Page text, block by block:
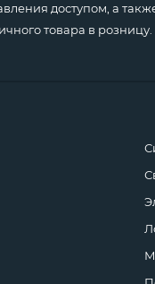
доступом, а
товара в розницу.